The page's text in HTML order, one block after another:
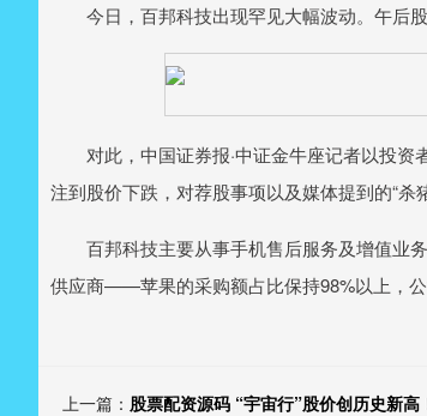
今日，百邦科技出现罕见大幅波动。午后股
对此，中国证券报·中证金牛座记者以投资
注到股价下跌，对荐股事项以及媒体提到的“杀
百邦科技主要从事手机售后服务及增值业务
供应商——苹果的采购额占比保持98%以上，公
上一篇： 股票配资源码 “宇宙行”股价创历史新